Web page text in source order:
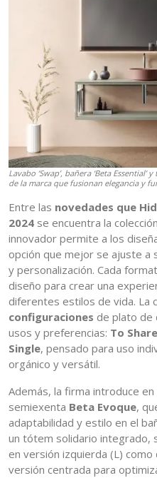
Lavabo ‘Swap’, bañera ‘Beta
de la marca que fusionan elegancia y
Entre las novedades que
2024 se encuentra la colección
innovador permite a los
opción que mejor se ajuste a
y personalización. Cada
diseño para crear una
diferentes estilos de vida. La
configuraciones de plato de
usos y preferencias: To Share
Single, pensado para uso
orgánico y versátil.
Además, la firma introduce
semiexenta Beta Evoque,
adaptabilidad y estilo en el
un tótem solidario integrado,
en versión izquierda (L) como
versión centrada para